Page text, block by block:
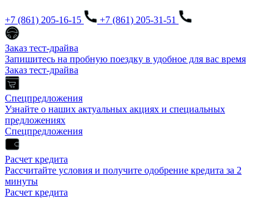
+7 (861) 205-16-15 +7 (861) 205-31-51
Заказ тест-драйва
Запишитесь на пробную поездку в удобное для вас время
Заказ тест-драйва
Спецпредложения
Узнайте о наших актуальных акциях и специальных
предложениях
Спецпредложения
Расчет кредита
Рассчитайте условия и получите одобрение кредита за 2
минуты
Расчет кредита